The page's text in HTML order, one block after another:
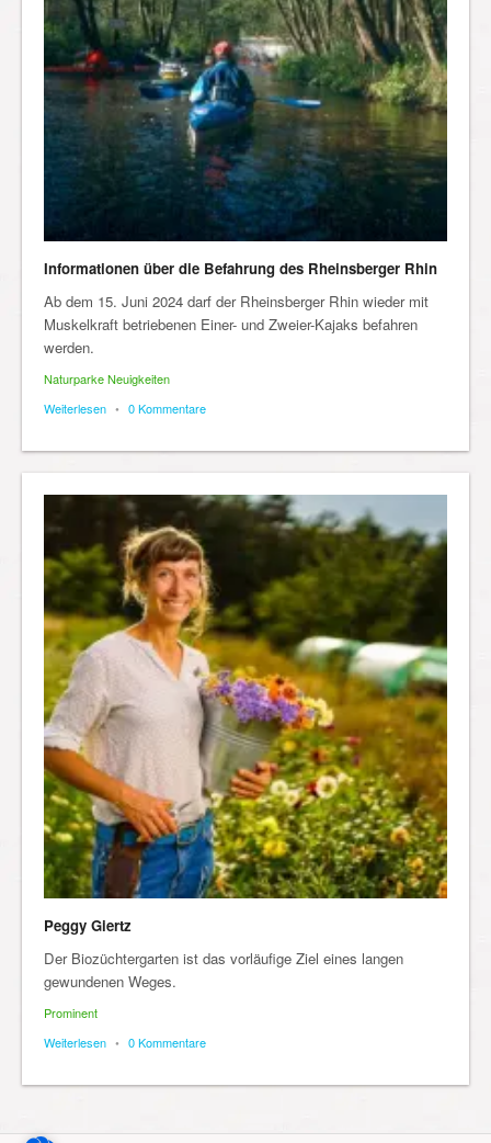
Informationen über die Befahrung des Rheinsberger Rhin
Ab dem 15. Juni 2024 darf der Rheinsberger Rhin wieder mit
Muskelkraft betriebenen Einer-​ und Zweier-​Kajaks befahren
werden.
Naturparke Neuigkeiten
Weiterlesen • 0 Kommentare
Peggy Giertz
Der Biozüchtergarten ist das vorläufige Ziel eines langen
gewundenen Weges.
Prominent
Weiterlesen • 0 Kommentare